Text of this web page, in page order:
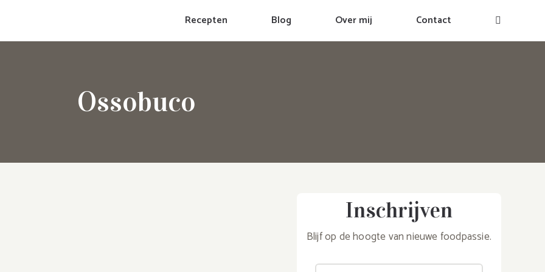
Recepten Blog Over mij Contact
Ossobuco
Inschrijven
Blijf op de hoogte van nieuwe foodpassie.